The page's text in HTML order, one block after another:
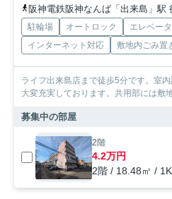
阪神電鉄阪神なんば「出来島」駅
駐輪場 オートロック エレベー
インターネット対応
敷地内ごみ置
ライフ出来島店まで徒歩5分です。室
大変充実しております。共用部には敷
募集中の部屋
2階
4.2万円
2階 / 18.48㎡ / 1K